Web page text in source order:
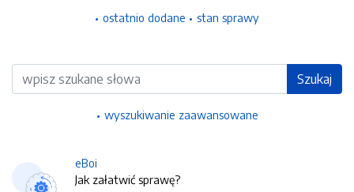
ostatnio dodane stan sprawy
Wyszukiwarka Szukaj
wyszukiwanie zaawansowane
eBoi
Jak załatwić sprawę?